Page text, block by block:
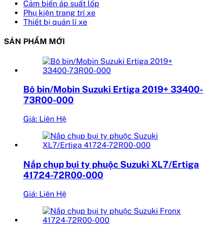
Cảm biến áp suất lốp
Phụ kiện trang trí xe
Thiết bị quản lí xe
SẢN PHẨM MỚI
Bô bin/Mobin Suzuki Ertiga 2019+ 33400-
73R00-000
Giá: Liên Hệ
Nắp chụp bụi ty phuộc Suzuki XL7/Ertiga
41724-72R00-000
Giá: Liên Hệ